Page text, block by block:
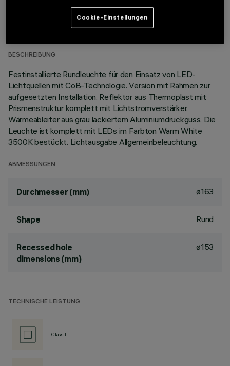
TECHNISCHE DATEN
LETZTES UPDATE: 06.08.2026
BESCHREIBUNG
Festinstallierte Rundleuchte für den Einsatz von LED-
Lichtquellen mit CoB-Technologie. Version mit Rahmen zur
aufgesetzten Installation. Reflektor aus Thermoplast mit
Prismenstruktur komplett mit Lichtstromverstärker.
Wärmeableiter aus grau lackiertem Aluminiumdruckguss. Die
Leuchte ist komplett mit LEDs im Farbton Warm White
3500K bestückt. Lichtausgabe Allgemeinbeleuchtung.
ABMESSUNGEN
Durchmesser (mm) ø163
Shape Rund
Recessed hole
dimensions (mm)
ø153
TECHNISCHE LEISTUNG
Class II
Cookie-Einstellungen